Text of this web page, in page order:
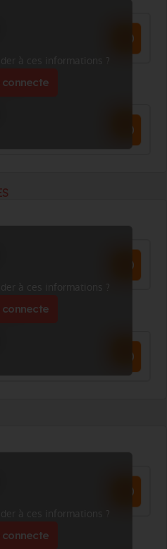
à ces informations ?
connecte
à ces informations ?
connecte
à ces informations ?
connecte